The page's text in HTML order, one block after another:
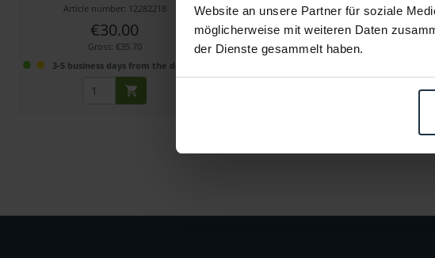
Website an unsere Partner für soziale
möglicherweise mit weiteren Daten
der Dienste gesammelt haben.
Article number: 12282218
€30.00
Gross: €35.70
3-5 business days from the date of order
Article number: 12282219
€30.00
Gross: €35.70